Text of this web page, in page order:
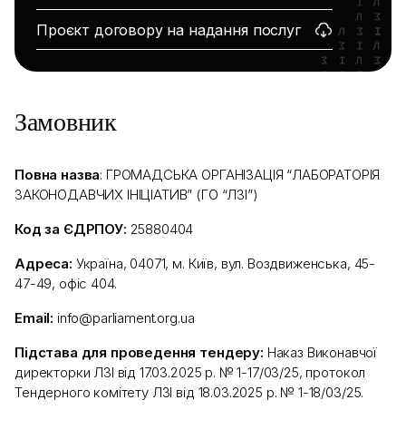
Проєкт договору на надання послуг
Замовник
Повна назва: ГРОМАДСЬКА ОРГАНІЗАЦІЯ “ЛАБОРАТОРІЯ
ЗАКОНОДАВЧИХ ІНІЦІАТИВ” (ГО “ЛЗІ”)
Код за ЄДРПОУ: 25880404
Адреса: Україна, 04071, м. Київ, вул. Воздвиженська, 45-
47-49, офіс 404.
Email: info@parliament.org.ua
Підстава для проведення тендеру: Наказ Виконавчої
директорки ЛЗІ від 17.03.2025 р. № 1-17/03/25, протокол
Тендерного комітету ЛЗІ від 18.03.2025 р. № 1-18/03/25.